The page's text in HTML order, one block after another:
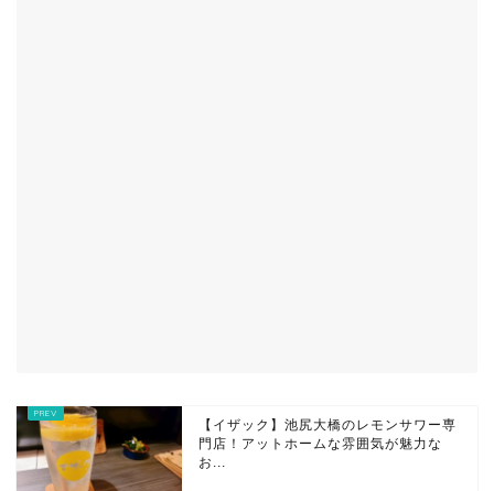
【イザック】池尻大橋のレモンサワー専
門店！アットホームな雰囲気が魅力な
お...